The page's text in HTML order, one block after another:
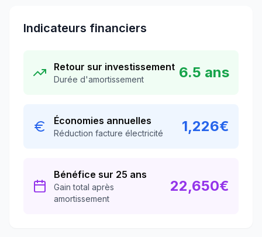
Indicateurs financiers
Retour sur investissement
Durée d'amortissement 6.5 ans
Économies annuelles
Réduction facture électricité 1,226€
Bénéfice sur 25 ans
Gain total après
amortissement
22,650€